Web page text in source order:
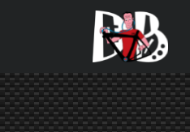
Salta al contenuto principale